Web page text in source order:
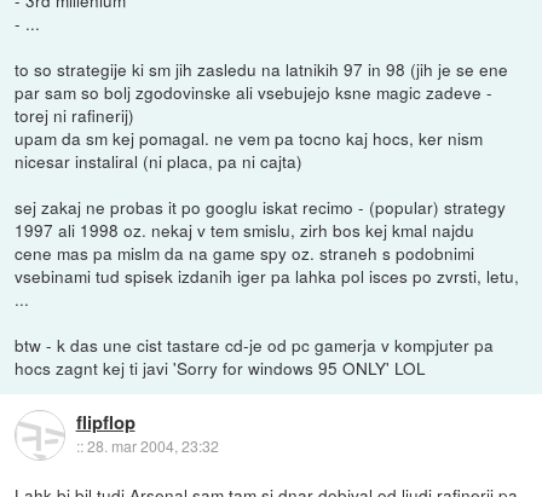
- ...
to so strategije ki sm jih zasledu na latnikih 97 in 98 (jih je se ene
par sam so bolj zgodovinske ali vsebujejo ksne magic zadeve -
torej ni rafinerij)
upam da sm kej pomagal. ne vem pa tocno kaj hocs, ker nism
nicesar instaliral (ni placa, pa ni cajta)
sej zakaj ne probas it po googlu iskat recimo - (popular) strategy
1997 ali 1998 oz. nekaj v tem smislu, zirh bos kej kmal najdu
cene mas pa mislm da na game spy oz. straneh s podobnimi
vsebinami tud spisek izdanih iger pa lahka pol isces po zvrsti, letu,
...
btw - k das une cist tastare cd-je od pc gamerja v kompjuter pa
hocs zagnt kej ti javi 'Sorry for windows 95 ONLY' LOL
flipflop
::28. mar 2004, 23:32